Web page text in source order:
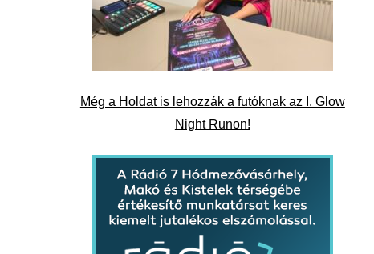
Még a Holdat is lehozzák a futóknak az I. Glow
Night Runon!